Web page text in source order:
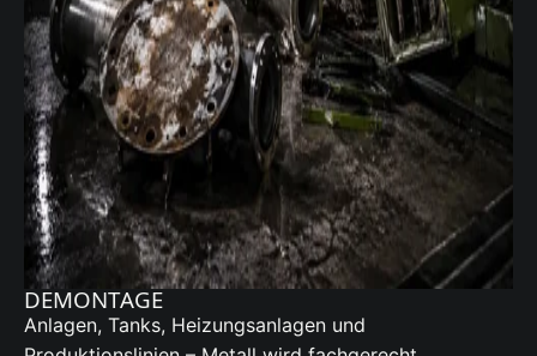
DEMONTAGE
Anlagen, Tanks, Heizungsanlagen und